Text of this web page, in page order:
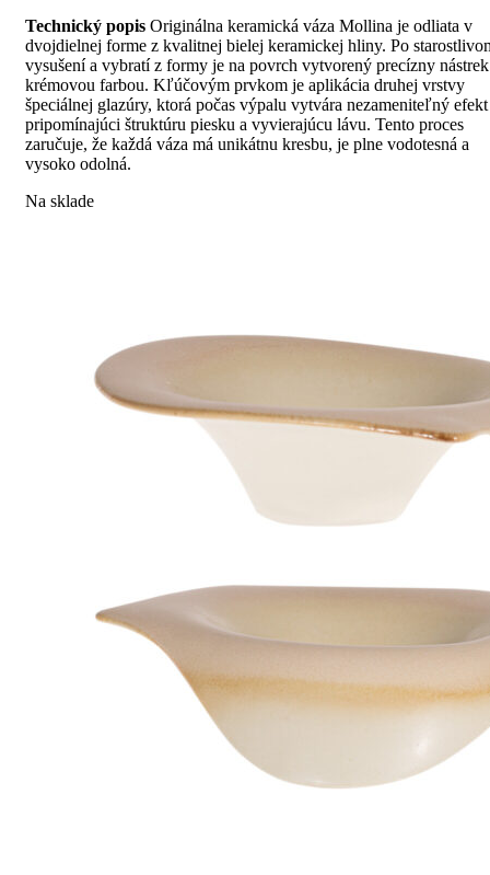
Technický popis Originálna keramická váza Mollina je odliata v
dvojdielnej forme z kvalitnej bielej keramickej hliny. Po
vysušení a vybratí z formy je na povrch vytvorený precízny nástrek
krémovou farbou. Kľúčovým prvkom je aplikácia druhej vrstvy
špeciálnej glazúry, ktorá počas výpalu vytvára nezameniteľný efekt
pripomínajúci štruktúru piesku a vyvierajúcu lávu. Tento proces
zaručuje, že každá váza má unikátnu kresbu, je plne vodotesná a
vysoko odolná.
Na sklade